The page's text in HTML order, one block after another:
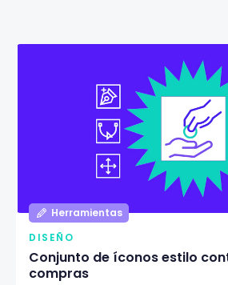
Herramientas
DISEÑO
Conjunto de íconos estilo
compras